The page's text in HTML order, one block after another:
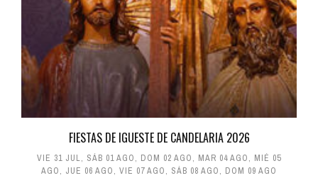
FIESTAS DE IGUESTE DE CANDELARIA 2026
VIE 31 JUL, SÁB 01 AGO, DOM 02 AGO, MAR 04 AGO, MIÉ 05
AGO, JUE 06 AGO, VIE 07 AGO, SÁB 08 AGO, DOM 09 AGO